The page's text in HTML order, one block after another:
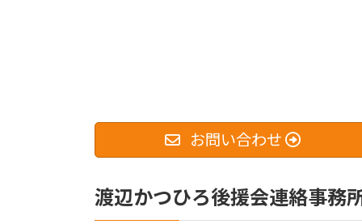
お問い合わせ
渡辺かつひろ後援会連絡事務